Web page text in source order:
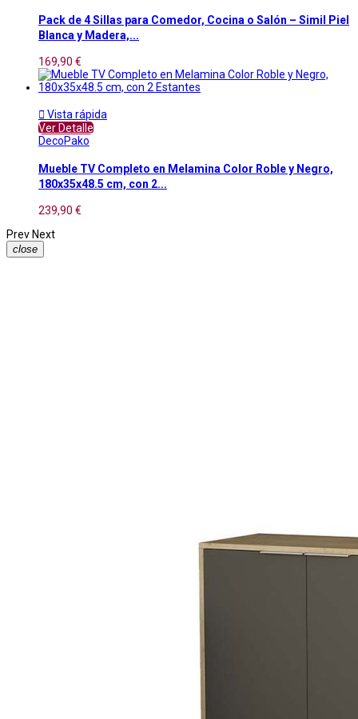
Pack de 4 Sillas para Comedor, Cocina o Salón – Simil Piel
Blanca y Madera,...
169,90 €
 Vista rápida
Ver Detalle
DecoPako
Mueble TV Completo en Melamina Color Roble y Negro,
180x35x48.5 cm, con 2...
239,90 €
Prev Next
close